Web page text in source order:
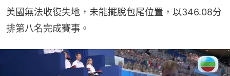
美國無法收復失地，未能擺脫包尾位置，以346.08分
排第八名完成賽事。